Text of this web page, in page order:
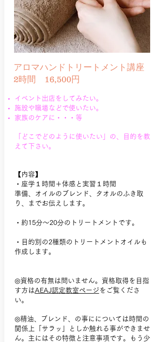
アロマハンドトリートメント講座
2時間 16,500円
イベント出店をしてみたい。
施設や職場などで使いたい。
家族のケアに・・・等
「どこでどのように使いたい」の、目的を教
えて下さい。
【内容】
・座学１時間＋体感と実習１時間
準備、オイルのブレンド、タオルのふき取
り、までお伝えします。
​・約15分～20分のトリートメントです。
​・目的別の2種類のトリートメントオイルも
作成します。
​◎資格の有無は問いません。資格取得を目指
す方はAEAJ認定教室ページ をご覧くださ
い。
◎精油、ブレンド、の事にについては時間の
関係上「サラッ」としか触れる事ができませ
ん。主にはその特徴と注意事項です。もう少